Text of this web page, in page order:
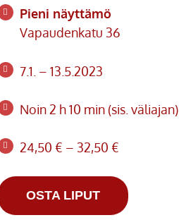
Pieni näyttämö
Vapaudenkatu 36
7.1. – 13.5.2023
Noin 2 h 10 min (sis. väliajan)
24,50 € – 32,50 €
OSTA LIPUT